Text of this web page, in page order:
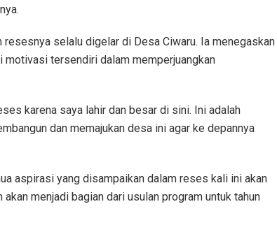
resesnya selalu digelar di Desa Ciwaru. Ia menegaskan
tersendiri dalam memperjuangkan
karena saya lahir dan besar di sini. Ini adalah
dan memajukan desa ini agar ke depannya
aspirasi yang disampaikan dalam reses kali ini akan
menjadi bagian dari usulan program untuk tahun